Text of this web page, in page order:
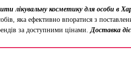
лікувальну косметику для особи в
яка ефективно впоратися з
за доступними цінами. Доставка